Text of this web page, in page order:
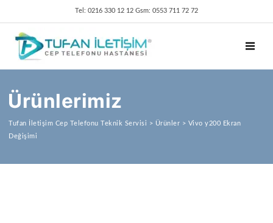
Tel: 0216 330 12 12 Gsm: 0553 711 72 72
Ürünlerimiz
Tufan İletişim Cep Telefonu Teknik Servisi > Ürünler > Vivo y200 Ekran
Değişimi